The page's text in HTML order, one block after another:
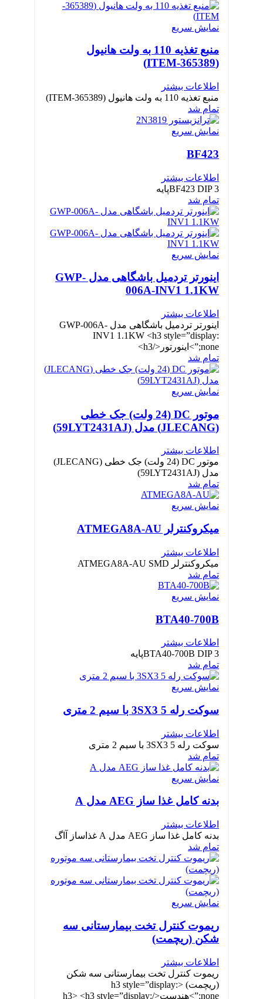
نمایش سریع
منبع تغذیه 110 به ولت هانیول
(365389-ITEM)
اطلاعات بیشتر
منبع تغذیه 110 به ولت هانیول (365389-ITEM)
تمام شد
نمایش سریع
BF423
اطلاعات بیشتر
BF423 DIP 3پایه
تمام شد
نمایش سریع
اینورتر تردمیل باشگاهی مدل GWP-
006A-INV1 1.1KW
اطلاعات بیشتر
اینورتر تردمیل باشگاهی مدل GWP-006A-
INV1 1.1KW <h3 style=”display:
none;”>اینورتور</h3>
تمام شد
نمایش سریع
موتور DC (24 ولت) جک خطی
(JLECANG) مدل (59LYT2431AJ)
اطلاعات بیشتر
موتور DC (24 ولت) جک خطی (JLECANG)
مدل (59LYT2431AJ)
تمام شد
نمایش سریع
میکروکنترلر ATMEGA8A-AU
اطلاعات بیشتر
میکروکنترلر ATMEGA8A-AU SMD
تمام شد
نمایش سریع
BTA40-700B
اطلاعات بیشتر
BTA40-700B DIP 3پایه
تمام شد
نمایش سریع
سوکت رله 3SX3 5 با سیم 2 متری
اطلاعات بیشتر
سوکت رله 3SX3 5 با سیم 2 متری
تمام شد
نمایش سریع
بدنه کامل غذا ساز AEG مدل A
اطلاعات بیشتر
بدنه کامل غذا ساز AEG مدل A غذاساز آاگ
تمام شد
نمایش سریع
ریموت کنترل تخت بیمارستانی سه
شکن (ریچمت)
اطلاعات بیشتر
ریموت کنترل تخت بیمارستانی سه شکن
(ریچمت) <h3 style=”display:
none;”>هندست</h3> <h3 style=”display: